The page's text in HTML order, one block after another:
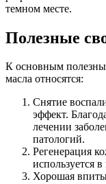
темном месте.
Полезные
К основным
масла относятся:
Снятие
эффект.
лечении
патологий.
Регенерация
используется
Хорошая